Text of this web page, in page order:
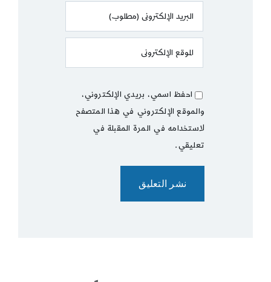
احفظ اسمي، بريدي الإلكتروني،
والموقع الإلكتروني في هذا المتصفح
لاستخدامه في المرة المقبلة في
تعليقي.